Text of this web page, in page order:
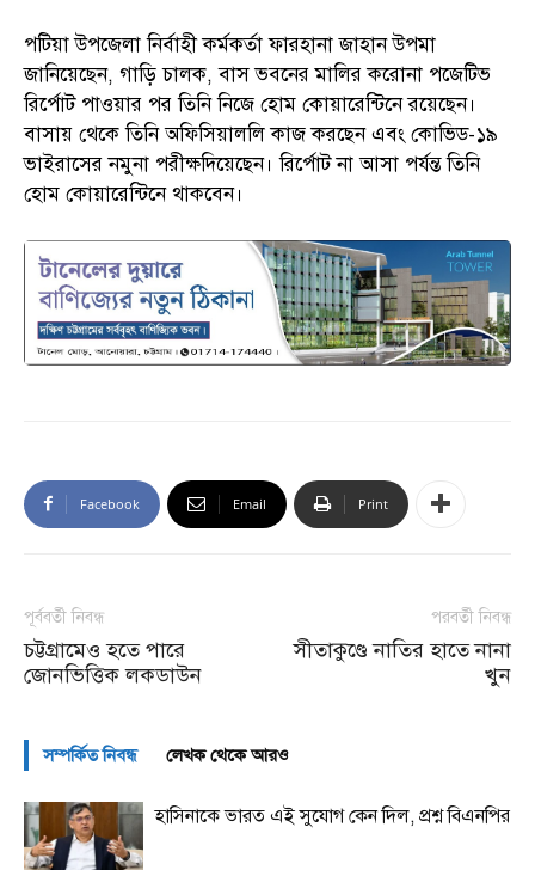
পটিয়া উপজেলা নির্বাহী কর্মকর্তা ফারহানা জাহান উপমা
জানিয়েছেন, গাড়ি চালক, বাস ভবনের মালির করোনা পজেটিভ
রির্পোট পাওয়ার পর তিনি নিজে হোম কোয়ারেন্টিনে রয়েছেন।
বাসায় থেকে তিনি অফিসিয়াললি কাজ করছেন এবং কোভিড-১৯
ভাইরাসের নমুনা পরীক্ষদিয়েছেন। রির্পোট না আসা পর্যন্ত তিনি
হোম কোয়ারেন্টিনে থাকবেন।
Facebook Email Print
পূর্ববর্তী নিবন্ধ
চট্টগ্রামেও হতে পারে
জোনভিত্তিক লকডাউন
পরবর্তী নিবন্ধ
সীতাকুণ্ডে নাতির হাতে নানা
খুন
সম্পর্কিত নিবন্ধ লেখক থেকে আরও
হাসিনাকে ভারত এই সুযোগ কেন দিল, প্রশ্ন বিএনপির